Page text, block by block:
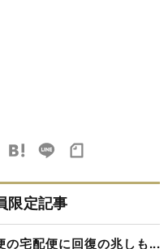
限定記事
の宅配便に回復の兆しも...